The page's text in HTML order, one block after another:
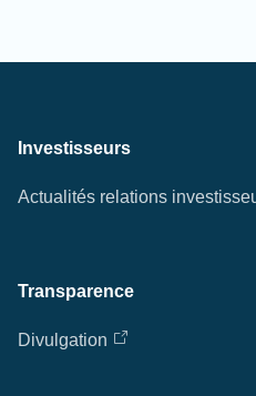
Investisseurs
Actualités relations
Transparence
Divulgation